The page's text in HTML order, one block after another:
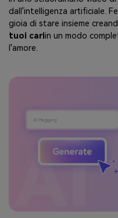
dall'intelligenza artificiale.
gioia di stare insieme
tuoi cariin un modo
l'amore.